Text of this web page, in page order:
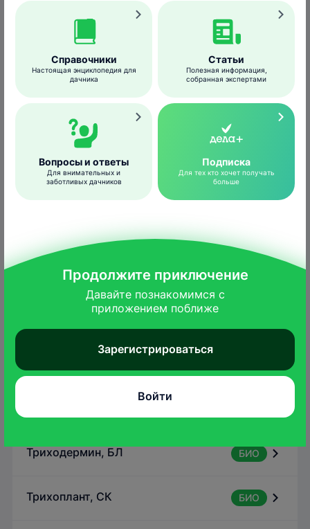
Ракурс, СК
Ревус, КС
Ридомил Голд МЦ, ВДГ
Ризоплан, Ж
Споробактерин, СП БИО
Триходермин, БЛ БИО
Трихоплант, СК БИО
Справочники
Настоящая энциклопедия для
дачника
Статьи
Полезная информация,
собранная экспертами
Вопросы и ответы
Для внимательных и
заботливых дачников
Подписка
Для тех кто хочет получать
больше
Продолжите приключение
Давайте познакомимся с
приложением поближе
Зарегистрироваться
Войти